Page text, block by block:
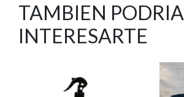
TAMBIEN PODRIA
INTERESARTE